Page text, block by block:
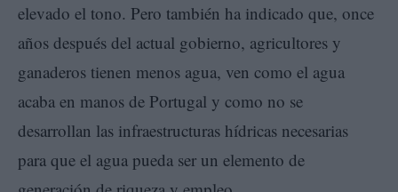
elevado el tono. Pero también ha indicado que, once
años después del actual gobierno, agricultores y
ganaderos tienen menos agua, ven como el agua
acaba en manos de Portugal y como no se
desarrollan las infraestructuras hídricas necesarias
para que el agua pueda ser un elemento de